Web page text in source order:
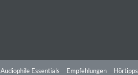
Audiophile Essentials Empfehlungen Hörtipps